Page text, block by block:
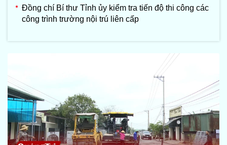
Đồng chí Bí thư Tỉnh ủy kiểm tra tiến độ thi công các
công trình trường nội trú liên cấp